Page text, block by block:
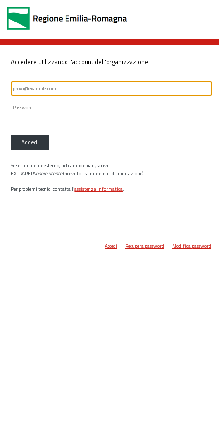
Accedere utilizzando l'account dell'organizzazione
Accedi
Se sei un utente esterno, nel campo email, scrivi
EXTRARER\nome utente(ricevuto tramite email di abilitazione)
Per problemi tecnici contatta l’assistenza informatica.
Accedi Recupera password Modifica password